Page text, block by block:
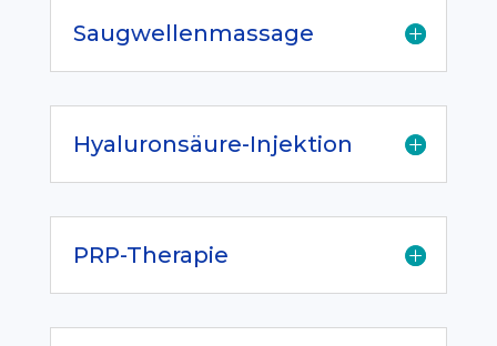
Saugwellenmassage
Hyaluronsäure-Injektion
PRP-Therapie